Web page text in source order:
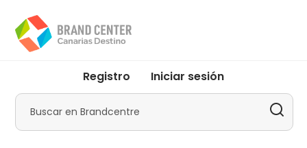
contenido
principal
menu
Promotur
Registro Iniciar sesión
Buscar